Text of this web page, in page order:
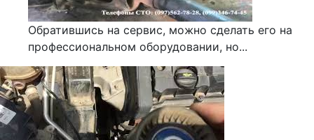
Обратившись на сервис, можно сделать его на
профессиональном оборудовании, но...